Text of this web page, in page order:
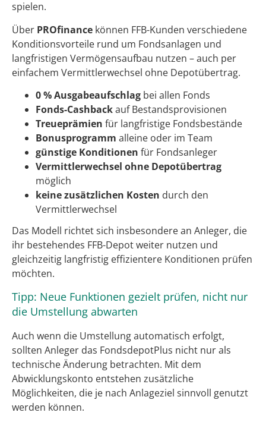
spielen.
Über PROfinance können FFB-Kunden verschiedene
Konditionsvorteile rund um Fondsanlagen und
langfristigen Vermögensaufbau nutzen – auch per
einfachem Vermittlerwechsel ohne Depotübertrag.
0 % Ausgabeaufschlag bei allen Fonds
Fonds-Cashbackauf Bestandsprovisionen
Treueprämien für langfristige Fondsbestände
Bonusprogramm alleine oder im Team
günstige Konditionen für Fondsanleger
Vermittlerwechsel ohne Depotübertrag
möglich
keine zusätzlichen Kosten durch den
Vermittlerwechsel
Das Modell richtet sich insbesondere an Anleger, die
ihr bestehendes FFB-Depot weiter nutzen und
gleichzeitig langfristig effizientere Konditionen prüfen
möchten.
Tipp: Neue Funktionen gezielt prüfen, nicht nur
die Umstellung abwarten
Auch wenn die Umstellung automatisch erfolgt,
sollten Anleger das FondsdepotPlus nicht nur als
technische Änderung betrachten. Mit dem
Abwicklungskonto entstehen zusätzliche
Möglichkeiten, die je nach Anlageziel sinnvoll genutzt
werden können.